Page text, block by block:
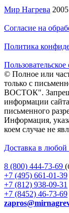
Мир Нагрева
Согласие на
Политика
© Полное или
только с
ВОСТОК".
информации
письменного
Информация,
коем случае не
Доставка в
8 (800) 444-73-69
+7 (495) 661-01-39
+7 (812) 938-09-31
+7 (8452) 46-73-69